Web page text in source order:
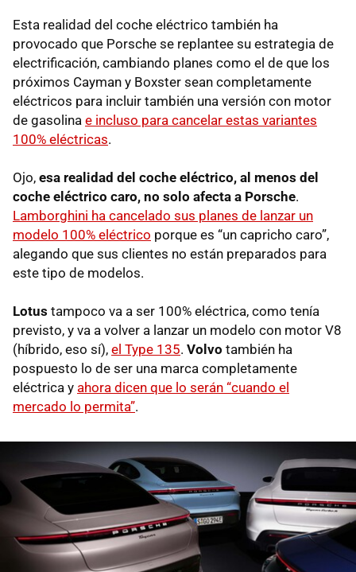
Esta realidad del coche eléctrico también ha
provocado que Porsche se replantee su estrategia de
electrificación, cambiando planes como el de que los
próximos Cayman y Boxster sean completamente
eléctricos para incluir también una versión con motor
de gasolina e incluso para cancelar estas variantes
100% eléctricas.
Ojo, esa realidad del coche eléctrico, al menos del
coche eléctrico caro, no solo afecta a Porsche.
Lamborghini ha cancelado sus planes de lanzar un
modelo 100% eléctrico porque es “un capricho caro”,
alegando que sus clientes no están preparados para
este tipo de modelos.
Lotus tampoco va a ser 100% eléctrica, como tenía
previsto, y va a volver a lanzar un modelo con motor V8
(híbrido, eso sí), el Type 135. Volvo también ha
pospuesto lo de ser una marca completamente
eléctrica y ahora dicen que lo serán “cuando el
mercado lo permita”.